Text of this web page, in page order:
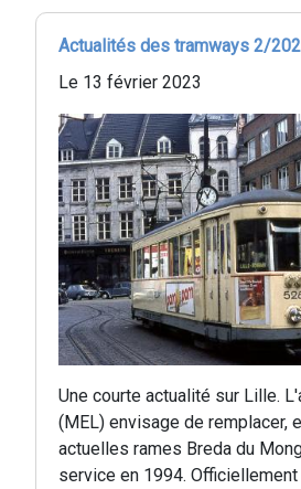
Actualités des tramways 2/
Le 13 février 2023
Une courte actualité sur Lille.
(MEL) envisage de remplacer,
actuelles rames Breda du
service en 1994.